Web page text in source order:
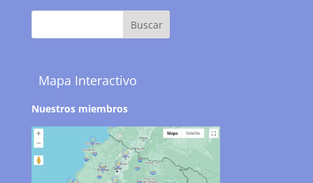
Mapa Interactivo
Nuestros miembros